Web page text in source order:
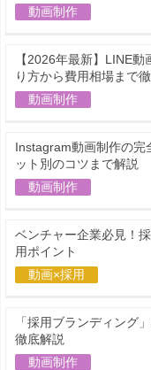
動画制作
【2026年最新】LINE
り方から費用相場まで
動画制作
Instagram動画制作の完
ット別のコツまで解説
動画制作
ベンチャー企業必見！
用ポイント
動画×採用
「採用ブランディング
徹底解説
動画制作